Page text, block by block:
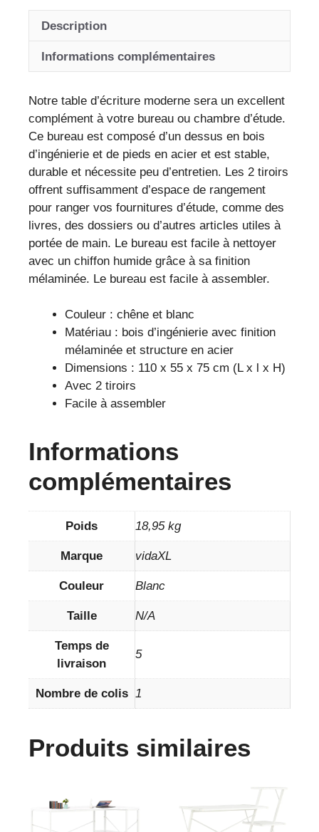
chêne
avec
pour
bureau
moderne
Description
Informations complémentaires
Notre table d’écriture moderne sera un excellent
complément à votre bureau ou chambre d’étude.
Ce bureau est composé d’un dessus en bois
d’ingénierie et de pieds en acier et est stable,
durable et nécessite peu d’entretien. Les 2 tiroirs
offrent suffisamment d’espace de rangement
pour ranger vos fournitures d’étude, comme des
livres, des dossiers ou d’autres articles utiles à
portée de main. Le bureau est facile à nettoyer
avec un chiffon humide grâce à sa finition
mélaminée. Le bureau est facile à assembler.
Couleur : chêne et blanc
Matériau : bois d’ingénierie avec finition
mélaminée et structure en acier
Dimensions : 110 x 55 x 75 cm (L x l x H)
Avec 2 tiroirs
Facile à assembler
Informations
complémentaires
Poids 18,95 kg
Marque vidaXL
Couleur Blanc
Taille N/A
Temps de
livraison
5
Nombre de colis 1
Produits similaires